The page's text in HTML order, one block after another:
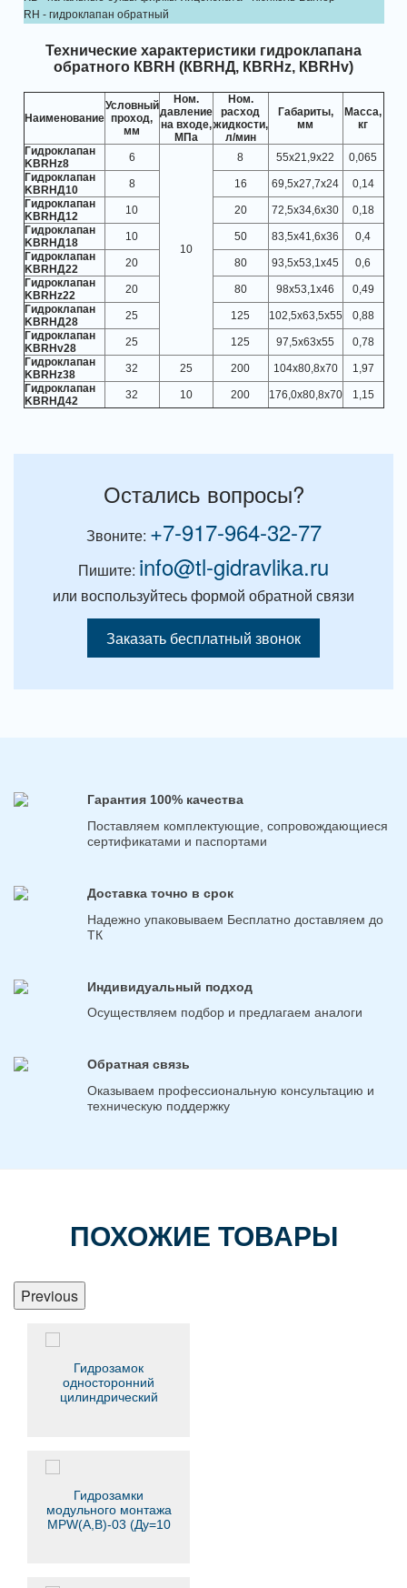
RH - гидроклапан обратный
Технические характеристики гидроклапана
обратного КВRН (КВRНД, КВRНz, КВRНv)
Наименование
Условный
проход,
мм
Ном.
давление
на входе,
МПа
Ном.
расход
жидкости,
л/мин
Габариты,
мм
Масса,
кг
Гидроклапан
KBRHz8
6
10
8 55x21,9x22
0,065
Гидроклапан
KBRHД10
8 16 69,5x27,7x24
0,14
Гидроклапан
KBRHД12
10 20 72,5x34,6x30
0,18
Гидроклапан
KBRHД18
10 50 83,5x41,6x36
0,4
Гидроклапан
KBRHД22
20 80 93,5x53,1x45
0,6
Гидроклапан
KBRHz22
20 80 98x53,1x46
0,49
Гидроклапан
KBRHД28
25 125 102,5x63,5x55
0,88
Гидроклапан
KBRHv28
25 125 97,5x63x55
0,78
Гидроклапан
KBRHz38
32 25 200 104x80,8x70
1,97
Гидроклапан
KBRHД42
32 10 200 176,0x80,8x70 1,15
Остались вопросы?
Звоните: +7-917-964-32-77
Пишите: info@tl-gidravlika.ru
или воспользуйтесь формой обратной связи
Заказать бесплатный звонок
Гарантия 100% качества
Поставляем комплектующие, сопровождающиеся
сертификатами и паспортами
Доставка точно в срок
Надежно упаковываем Бесплатно доставляем до
ТК
Индивидуальный подход
Осуществляем подбор и предлагаем аналоги
Обратная связь
Оказываем профессиональную консультацию и
техническую поддержку
ПОХОЖИЕ ТОВАРЫ
Previous
Гидрозамок
односторонний
цилиндрический
Гидрозамки
модульного монтажа
MPW(A,B)-03 (Ду=10